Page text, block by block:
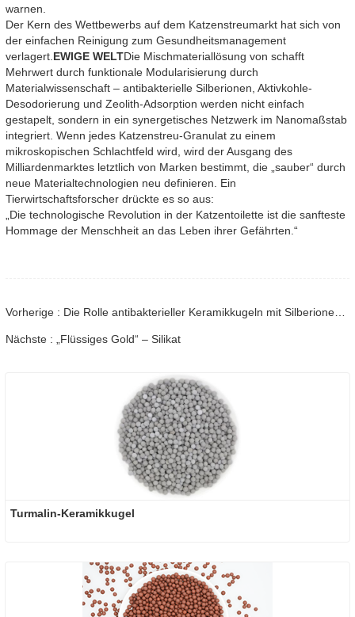
warnen.
Der Kern des Wettbewerbs auf dem Katzenstreumarkt hat sich von
der einfachen Reinigung zum Gesundheitsmanagement
verlagert. EWIGE WELTDie Mischmateriallösung von schafft
Mehrwert durch funktionale Modularisierung durch
Materialwissenschaft – antibakterielle Silberionen, Aktivkohle-
Desodorierung und Zeolith-Adsorption werden nicht einfach
gestapelt, sondern in ein synergetisches Netzwerk im Nanomaßstab
integriert. Wenn jedes Katzenstreu-Granulat zu einem
mikroskopischen Schlachtfeld wird, wird der Ausgang des
Milliardenmarktes letztlich von Marken bestimmt, die „sauber“ durch
neue Materialtechnologien neu definieren. Ein
Tierwirtschaftsforscher drückte es so aus:
„Die technologische Revolution in der Katzentoilette ist die sanfteste
Hommage der Menschheit an das Leben ihrer Gefährten.“
Nächste : „Flüssiges Gold“ – Silikat
Turmalin-Keramikkugel